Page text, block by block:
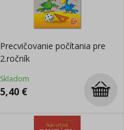
Precvičovanie počítania pre
2.ročník
Skladom
5,40 €